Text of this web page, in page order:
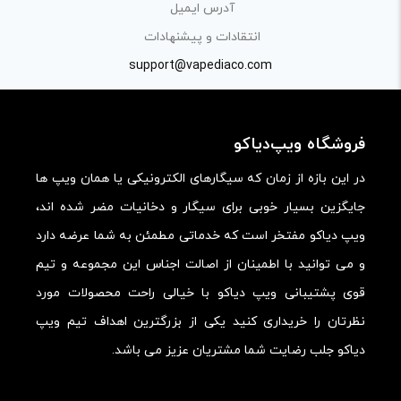
آدرس ایمیل
انتقادات و پیشنهادات
support@vapediaco.com
فروشگاه ویپ‌دیاکو
در این بازه از زمان که سیگارهای الکترونیکی یا همان ویپ ها
جایگزین بسیار خوبی برای سیگار و دخانیات مضر شده اند،
ویپ دیاکو مفتخر است که خدماتی مطمئن به شما عرضه دارد
و می توانید با اطمینان از اصالت اجناس این مجموعه و تیم
قوی پشتیبانی ویپ دیاکو با خیالی راحت محصولات مورد
نظرتان را خریداری کنید یکی از بزرگترین اهداف تیم ویپ
دیاکو جلب رضایت شما مشتریان عزیز می باشد.